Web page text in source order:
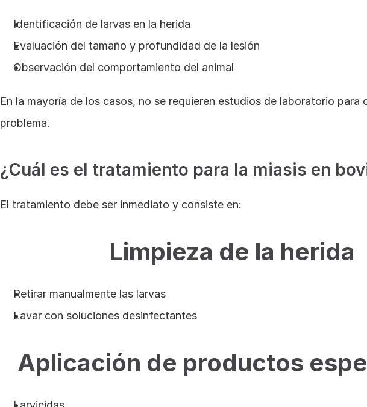
Identificación de larvas en la herida
Evaluación del tamaño y profundidad de la lesión
Observación del comportamiento del animal
En la mayoría de los casos, no se requieren estudios de laboratorio para
problema.
¿Cuál es el tratamiento para la miasis en
El tratamiento debe ser inmediato y consiste en:
Limpieza de la herida
Retirar manualmente las larvas
Lavar con soluciones desinfectantes
Aplicación de productos